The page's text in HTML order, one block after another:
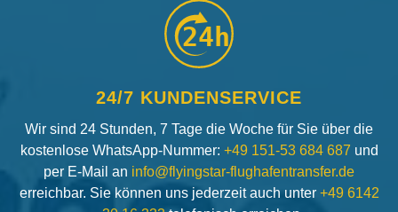
24h
24/7 KUNDENSERVICE
Wir sind 24 Stunden, 7 Tage die Woche für Sie über die
kostenlose WhatsApp-Nummer: +49 151-53 684 687 und
per E-Mail an info@flyingstar-flughafentransfer.de
erreichbar. Sie können uns jederzeit auch unter +49 6142